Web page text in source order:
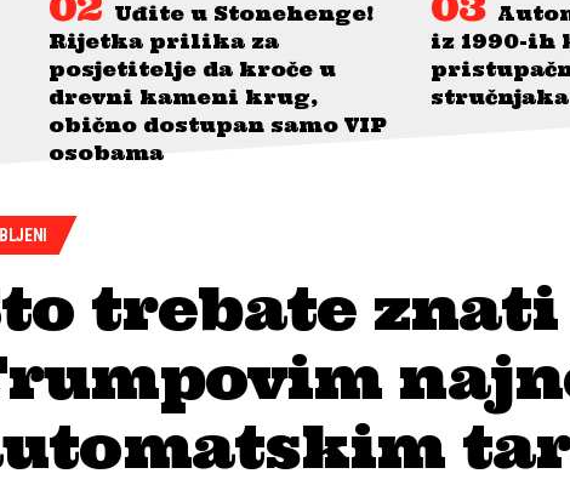
Uđite u Stonehenge!
Rijetka prilika za
posjetitelje da kroče u
drevni kameni krug,
obično dostupan samo VIP
osobama
iz 1990-ih
stručnjaka
trebate znati